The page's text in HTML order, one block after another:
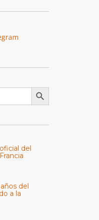
Botón de búsqueda
del
del
a la